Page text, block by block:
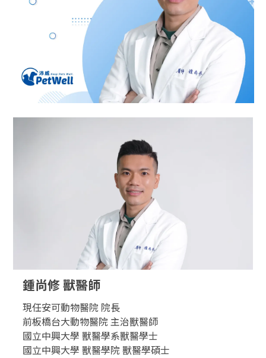
鍾尚修 獸醫師
現任安可動物醫院 院長
前板橋台大動物醫院 主治獸醫師
國立中興大學 獸醫學系獸醫學士
國立中興大學 獸醫學院 獸醫學碩士